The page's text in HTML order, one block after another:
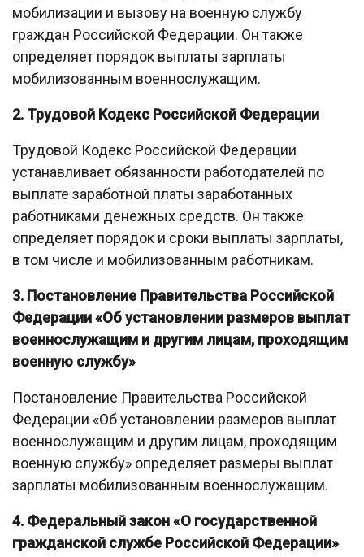
мобилизации и вызову на военную службу
граждан Российской Федерации. Он также
определяет порядок выплаты зарплаты
мобилизованным военнослужащим.
2. Трудовой Кодекс Российской Федерации
Трудовой Кодекс Российской Федерации
устанавливает обязанности работодателей по
выплате заработной платы заработанных
работниками денежных средств. Он также
определяет порядок и сроки выплаты зарплаты,
в том числе и мобилизованным работникам.
3. Постановление Правительства Российской
Федерации «Об установлении размеров выплат
военнослужащим и другим лицам, проходящим
военную службу»
Постановление Правительства Российской
Федерации «Об установлении размеров выплат
военнослужащим и другим лицам, проходящим
военную службу» определяет размеры выплат
зарплаты мобилизованным военнослужащим.
4. Федеральный закон «О государственной
гражданской службе Российской Федерации»